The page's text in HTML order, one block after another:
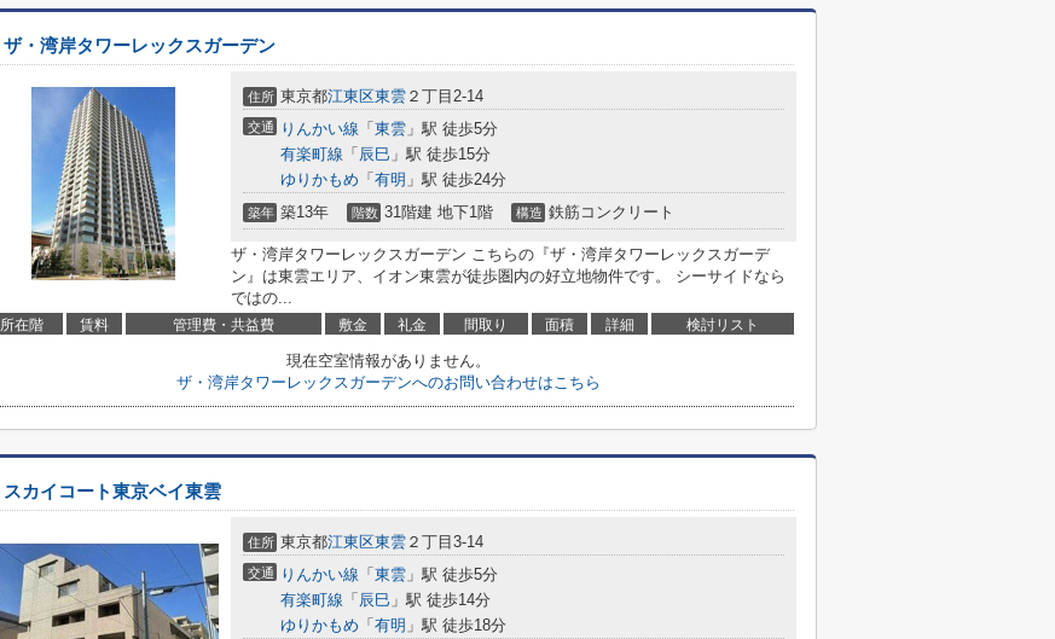
ザ・湾岸タワーレックスガーデン
住所 東京都江東区東雲 ２丁目2-14
交通 りんかい線 「 東雲 」駅 徒歩5分
有楽町線 「 辰巳 」駅 徒歩15分
ゆりかもめ 「 有明 」駅 徒歩24分
築年 築13年 階数 31階建 地下1階 構造 鉄筋コンクリート
ザ・湾岸タワーレックスガーデン こちらの『ザ・湾岸タワーレックスガーデ
ン』は東雲エリア、イオン東雲が徒歩圏内の好立地物件です。 シーサイドなら
ではの...
所在階 賃料 管理費・共益費 敷金 礼金 間取り 面積 詳細 検討リスト
現在空室情報がありません。
ザ・湾岸タワーレックスガーデンへのお問い合わせはこちら
スカイコート東京ベイ東雲
住所 東京都江東区東雲 ２丁目3-14
交通 りんかい線 「 東雲 」駅 徒歩5分
有楽町線 「 辰巳 」駅 徒歩14分
ゆりかもめ 「 有明 」駅 徒歩18分